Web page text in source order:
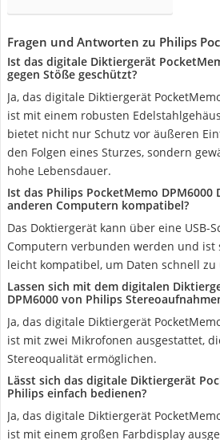
Fragen und Antworten zu Philips
Ist das digitale Diktiergerät
gegen Stöße geschützt?
Ja, das digitale Diktiergerät
ist mit einem robusten
bietet nicht nur Schutz vor äußeren
den Folgen eines Sturzes, sondern
hohe Lebensdauer.
Ist das Philips PocketMemo
anderen Computern kompatibel?
Das Doktiergerät kann über eine USB-
Computern verbunden werden und ist
leicht kompatibel, um Daten schnell
Lassen sich mit dem digitalen
DPM6000 von Philips
Ja, das digitale Diktiergerät
ist mit zwei Mikrofonen ausgestattet,
Stereoqualität ermöglichen.
Lässt sich das digitale Diktiergerät
Philips einfach bedienen?
Ja, das digitale Diktiergerät
ist mit einem großen Farbdisplay